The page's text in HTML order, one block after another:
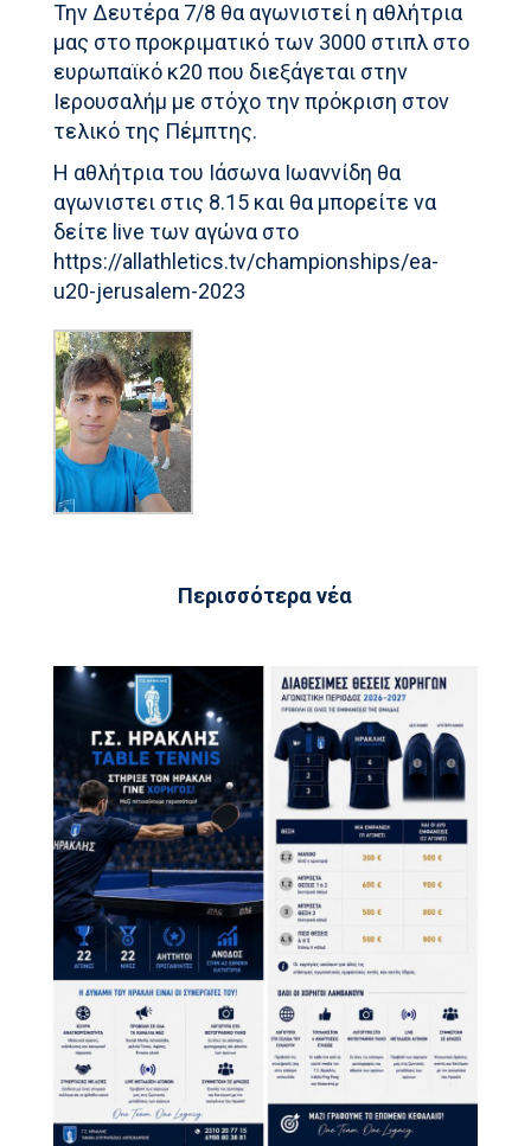
Την Δευτέρα 7/8 θα αγωνιστεί η αθλήτρια
μας στο προκριματικό των 3000 στιπλ στο
ευρωπαϊκό κ20 που διεξάγεται στην
Ιερουσαλήμ με στόχο την πρόκριση στον
τελικό της Πέμπτης.
Η αθλήτρια του Ιάσωνα Ιωαννίδη θα
αγωνιστει στις 8.15 και θα μπορείτε να
δείτε live των αγώνα στο
https://allathletics.tv/championships/ea-
u20-jerusalem-2023
Περισσότερα νέα